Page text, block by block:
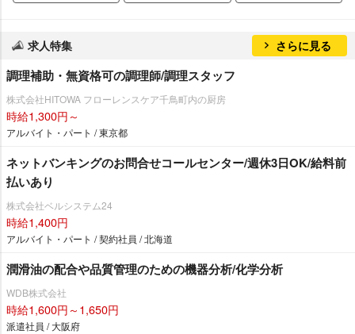
求人特集 さらに見る
調理補助・無資格可の調理師/調理スタッフ
株式会社HITOWA フローレンスケア千鳥町内の厨房
時給1,300円～
アルバイト・パート / 東京都
ネットバンキングのお問合せコールセンター/週休3日OK/給料前
払いあり
株式会社ベルシステム24
時給1,400円
アルバイト・パート / 契約社員 / 北海道
潤滑油の配合や品質管理のための機器分析/化学分析
WDB株式会社
時給1,600円～1,650円
派遣社員 / 大阪府